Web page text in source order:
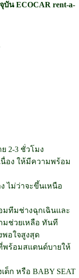
น ECOCAR rent-a-
2-3 ชั่วโมง
นื่อง ให้มีความพร้อม
ไม่ว่าจะขึ้นเหนือ
มทีมช่างฉุกเฉินและ
มช่วยเหลือ ทันที
พอใจสูงสุด
พร้อมสแตนด์บายให้
ด็ก หรือ BABY SEAT